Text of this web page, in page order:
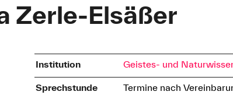
Zerle-Elsäßer
Institution Geistes- und
Sprechstunde
Termine nach